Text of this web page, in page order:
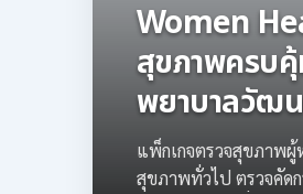
Women
สุขภาพครบ
พยาบาลวัฒ
แพ็กเกจตรวจสุขภาพผู้
สุขภาพทั่วไป ตรวจคัด